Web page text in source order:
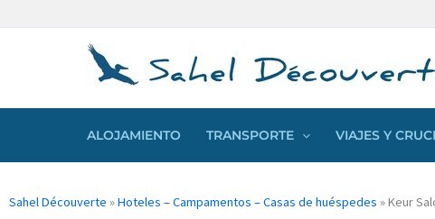
ALOJAMIENTO TRANSPORTE VIAJES Y
Sahel Découverte »Hoteles – Campamentos – Casas de huéspedes »Keur